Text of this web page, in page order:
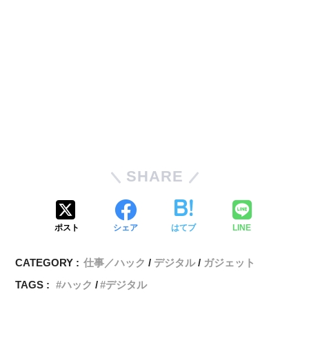
SHARE
ポスト シェア はてブ LINE
CATEGORY : 仕事／ハック デジタル
ガジェット
TAGS :
ハック デジタル